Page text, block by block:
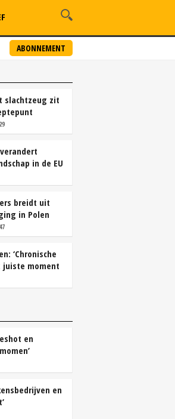
ABONNEMENT
slachtzeug zit
in de EU
breidt uit
in Polen
‘Chronische
juiste moment
en
en